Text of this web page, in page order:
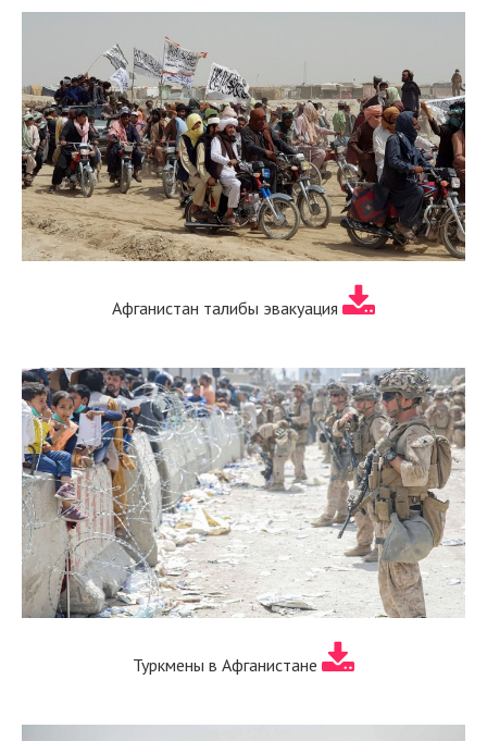
Афганистан талибы эвакуация
Туркмены в Афганистане